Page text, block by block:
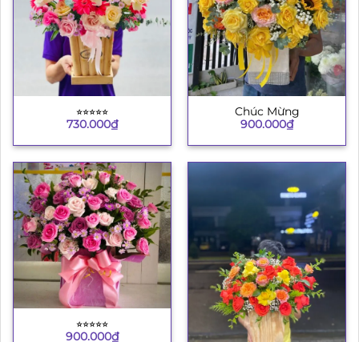
⭐︎⭐︎⭐︎⭐︎⭐︎
730.000₫
Chúc Mừng
900.000₫
⭐︎⭐︎⭐︎⭐︎⭐︎
900.000₫